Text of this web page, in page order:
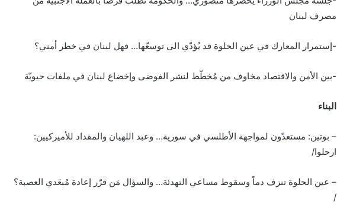
مصرف لبنان
-إستمرار المعارك في عين الحلوة قد يُؤدّي الى توسعّها… فهل لبنان في خطر أمني؟
-بين الأمن والاقتصاد مخاوف من مُخطّط لنشر الفوضى وإخضاع لبنان في ملفات حيويّة
البناء
– بوتين: مستعدّون لمواجهة الأطلسي في سورية… وعبد اللهيان والمقداد للأميركيين:
ارحلوا/
– عين الحلوة تنزف دماً وسقوط مساعي التهدئة… والسؤال مَن قرّر إعادة مُبعَدي العصبة؟
/